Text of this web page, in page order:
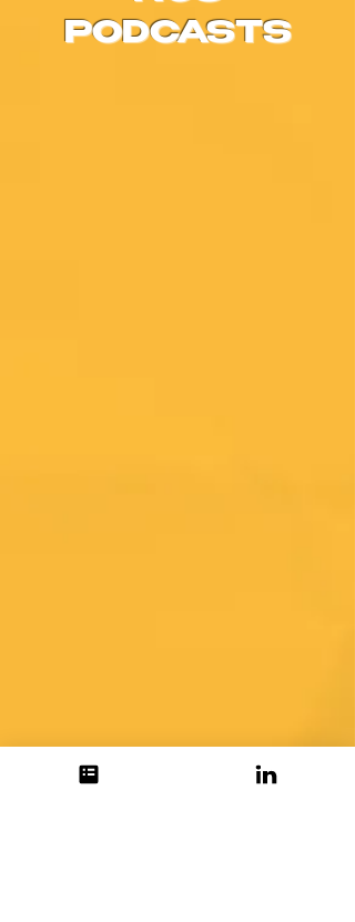
PODCASTS